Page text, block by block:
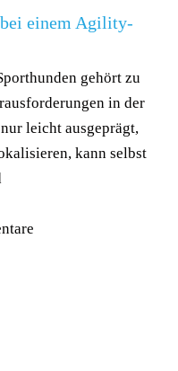
einem Agility-
gehört zu
in der
leicht ausgeprägt,
kann selbst